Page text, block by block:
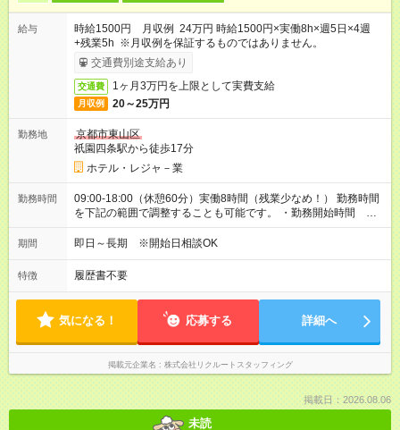
給与
時給1500円 月収例 24万円 時給1500円×実働8h×週5日×4週
+残業5h ※月収例を保証するものではありません。
交通費別途支給あり
交通費 1ヶ月3万円を上限として実費支給
月収例 20～25万円
勤務地
京都市東山区
祇園四条駅から徒歩17分
ホテル・レジャ－業
勤務時間
09:00-18:00（休憩60分）実働8時間（残業少なめ！） 勤務時間
を下記の範囲で調整することも可能です。 ・勤務開始時間
09:00～10:00 ・勤務終了時間 17:00～18:00 ・実働 06:00～
08:00
期間 即日～長期 ※開始日相談OK
特徴 履歴書不要
気になる！ 応募する 詳細へ
掲載元企業名 株式会社リクルートスタッフィング
掲載日：2026.08.06
未読